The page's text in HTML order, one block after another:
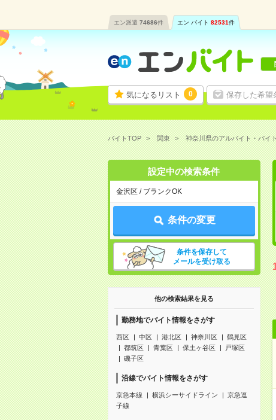
エン派遣 74686件 エン バイト 82531件
気になるリスト 0 保存した希望
バイトTOP 関東 神奈川県のアルバイト・バイ
設定中の検索条件
金沢区 / ブランクOK
条件の変更
条件を保存して
メールを受け取る
他の検索結果を見る
勤務地でバイト情報をさがす
西区 中区 港北区 神奈川区
鶴見区
都筑区
青葉区 保土ヶ谷区
戸塚区
磯子区
沿線でバイト情報をさがす
京急本線 横浜シーサイドライン
京急逗
子線